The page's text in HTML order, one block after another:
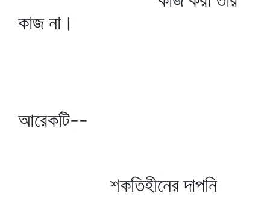
কাজ না।
আরেকটি--
শকতিহীনের দাপনি